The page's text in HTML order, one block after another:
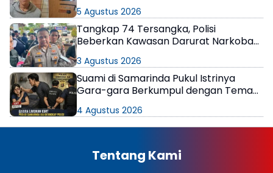
5 Agustus 2026
Tangkap 74 Tersangka, Polisi
Beberkan Kawasan Darurat Narkoba
3 Agustus 2026
Suami di Samarinda Pukul Istrinya
Gara-gara Berkumpul dengan Teman
4 Agustus 2026
Tentang Kami